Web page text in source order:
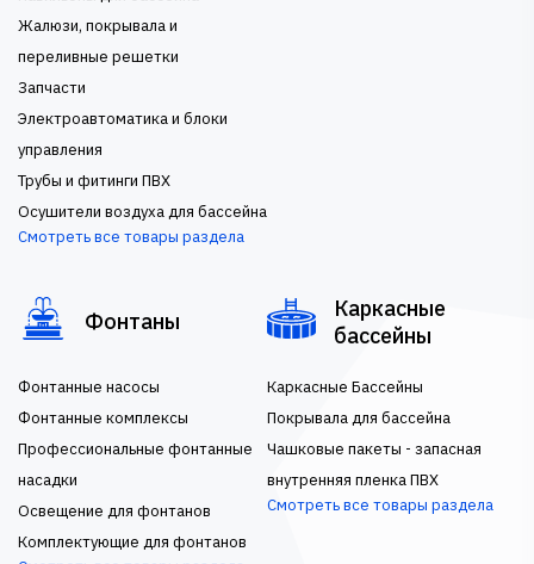
Жалюзи, покрывала и
переливные решетки
Запчасти
Электроавтоматика и блоки
управления
Трубы и фитинги ПВХ
Осушители воздуха для бассейна
Смотреть все товары раздела
Фонтаны
Фонтанные насосы
Фонтанные комплексы
Профессиональные фонтанные
насадки
Освещение для фонтанов
Комплектующие для фонтанов
Каркасные
бассейны
Каркасные Бассейны
Покрывала для бассейна
Чашковые пакеты - запасная
внутренняя пленка ПВХ
Смотреть все товары раздела